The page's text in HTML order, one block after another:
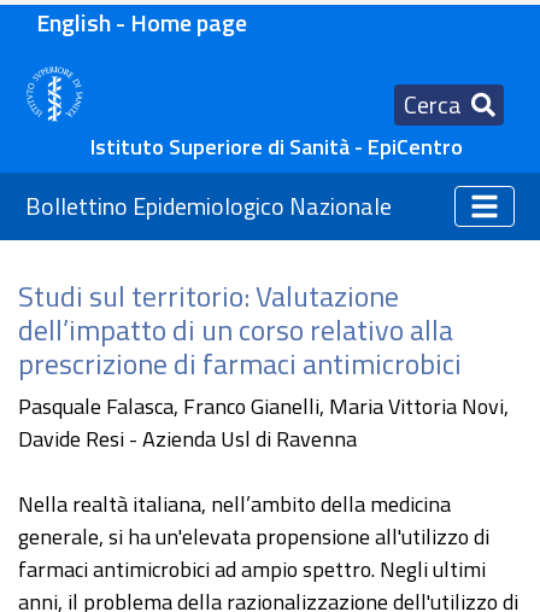
English - Home page
Cerca
Istituto Superiore di Sanità - EpiCentro
Bollettino Epidemiologico Nazionale
Studi sul territorio: Valutazione
dell’impatto di un corso relativo alla
prescrizione di farmaci antimicrobici
Pasquale Falasca, Franco Gianelli, Maria Vittoria Novi,
Davide Resi - Azienda Usl di Ravenna
Nella realtà italiana, nell’ambito della medicina
generale, si ha un'elevata propensione all'utilizzo di
farmaci antimicrobici ad ampio spettro. Negli ultimi
anni, il problema della razionalizzazione dell'utilizzo di